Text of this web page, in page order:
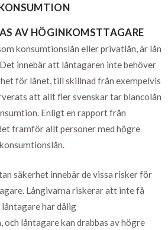
AV HÖGINKOMSTTAGARE
konsumtionslån eller privatlån, är lån
innebär att låntagaren inte behöver
för lånet, till skillnad från exempelvis
att allt fler svenskar tar blancolån
Enligt en rapport från
framför allt personer med högre
säkerhet innebär de vissa risker för
Långivarna riskerar att inte få
har dålig
låntagare kan drabbas av högre